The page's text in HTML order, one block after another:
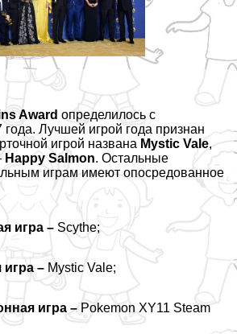
Award определилось с
Лучшей игрой года признан
игрой названа Mystic Vale,
Happy Salmon. Остальные
играм имеют опосредованное
игра – Scythe;
игра – Mystic Vale;
игра – Pokemon XY11 Steam